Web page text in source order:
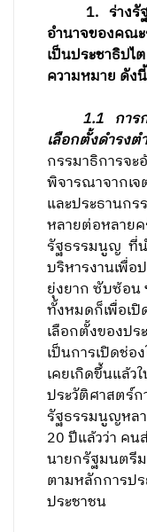
1. ร่างรั
อำนาจของคณ
เป็นประชาธิปไ
ความหมาย ดังนี้
1.1 การ
เลือกตั้งดำรง
กรรมาธิการจะ
พิจารณาจากเ
และประธานก
หลายต่อหลาย
รัฐธรรมนูญที่
บริหารงานเพื่อ
ยุ่งยาก ซับซ้อ
ทั้งหมดก็เพื่อเ
เลือกตั้งของป
เป็นการเปิดช่อ
เคยเกิดขึ้นแล้
ประวัติศาสตร์
รัฐธรรมนูญหล
20 ปีแล้วว่า คน
นายกรัฐมนตรี
ตามหลักการปร
ประชาชน